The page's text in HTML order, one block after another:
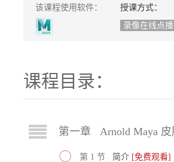
该课程使用软件：
授课方式：
录像在线点播
课程目录：
第一章 Arnold Maya 皮
第 1 节 简介 [免费观看]